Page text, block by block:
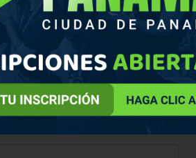
industria del papel